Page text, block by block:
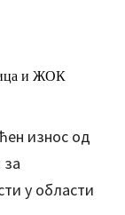
износ од
у области